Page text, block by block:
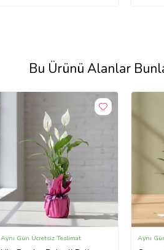
Bu Ürünü Alanlar
Aynı Gün Ücretsiz Teslimat Aynı